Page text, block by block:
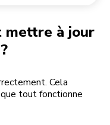
mettre à jour
Cela
tout fonctionne